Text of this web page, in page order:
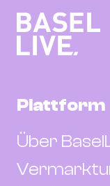
Plattform
Über